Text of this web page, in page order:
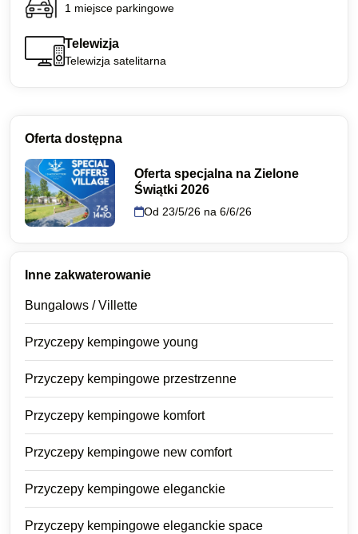
1 miejsce parkingowe
Telewizja
Telewizja satelitarna
Oferta dostępna
Oferta specjalna na Zielone
Świątki 2026
Od 23/5/26 na 6/6/26
Inne zakwaterowanie
Bungalows / Villette
Przyczepy kempingowe young
Przyczepy kempingowe przestrzenne
Przyczepy kempingowe komfort
Przyczepy kempingowe new comfort
Przyczepy kempingowe eleganckie
Przyczepy kempingowe eleganckie space